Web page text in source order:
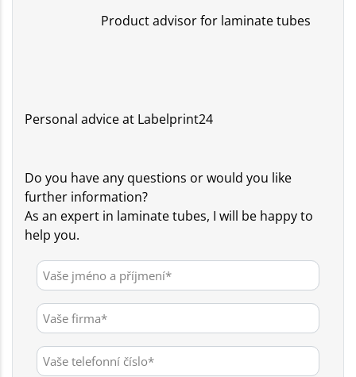
Product advisor for laminate tubes
Personal advice at Labelprint24
Do you have any questions or would you like
further information?
As an expert in laminate tubes, I will be happy to
help you.